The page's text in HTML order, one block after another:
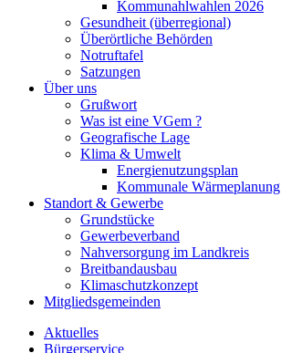
Kommunahlwahlen 2026
Gesundheit (überregional)
Überörtliche Behörden
Notruftafel
Satzungen
Über uns
Grußwort
Was ist eine VGem ?
Geografische Lage
Klima & Umwelt
Energienutzungsplan
Kommunale Wärmeplanung
Standort & Gewerbe
Grundstücke
Gewerbeverband
Nahversorgung im Landkreis
Breitbandausbau
Klimaschutzkonzept
Mitgliedsgemeinden
Aktuelles
Bürgerservice